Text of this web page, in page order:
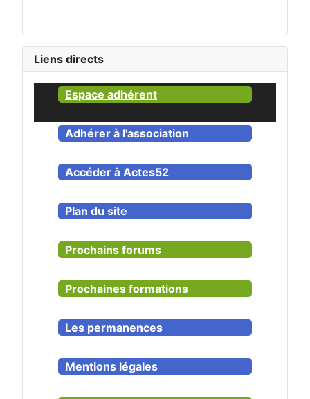
Liens directs
Espace adhérent
Adhérer à l'association
Accéder à Actes52
Plan du site
Prochains forums
Prochaines formations
Les permanences
Mentions légales